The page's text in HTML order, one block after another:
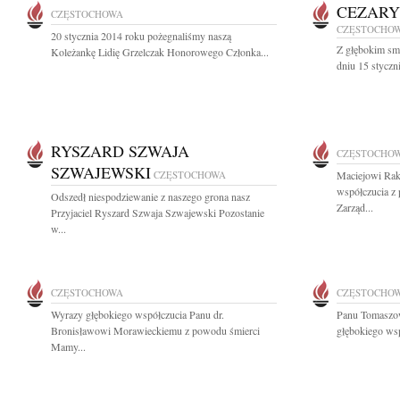
CZĘSTOCHOWA
20 stycznia 2014 roku pożegnaliśmy naszą
Koleżankę Lidię Grzelczak Honorowego Członka...
Z głębokim
dniu 15
RYSZARD SZWAJA
SZWAJEWSKI CZĘSTOCHOWA
Odszedł niespodziewanie z naszego grona nasz
Przyjaciel Ryszard Szwaja Szwajewski Pozostanie
w...
Maciejowi
współczucia
Zarząd...
CZĘSTOCHOWA
Wyrazy głębokiego współczucia Panu dr.
Bronisławowi Morawieckiemu z powodu śmierci
Mamy...
Panu
głębokiego